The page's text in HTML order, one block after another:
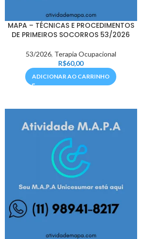
MAPA – TÉCNICAS E PROCEDIMENTOS
DE PRIMEIROS SOCORROS 53/2026
53/2026, Terapia Ocupacional
R$60,00
ADICIONAR AO CARRINHO